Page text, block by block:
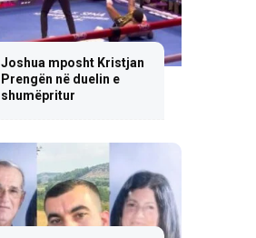
Joshua mposht Kristjan
Prengën në duelin e
shumëpritur